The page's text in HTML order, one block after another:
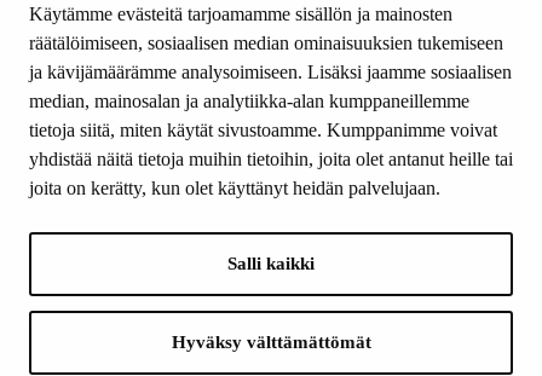
Käytämme evästeitä tarjoamamme sisällön ja mainosten
räätälöimiseen, sosiaalisen median ominaisuuksien tukemiseen
ja kävijämäärämme analysoimiseen. Lisäksi jaamme sosiaalisen
median, mainosalan ja analytiikka-alan kumppaneillemme
tietoja siitä, miten käytät sivustoamme. Kumppanimme voivat
yhdistää näitä tietoja muihin tietoihin, joita olet antanut heille tai
joita on kerätty, kun olet käyttänyt heidän palvelujaan.
Salli kaikki
Hyväksy välttämättömät
Yhteystiedot
SEURAA MEITÄ
Facebook
Instagram
LinkedIn
Suomen Kulttuurirahasto: